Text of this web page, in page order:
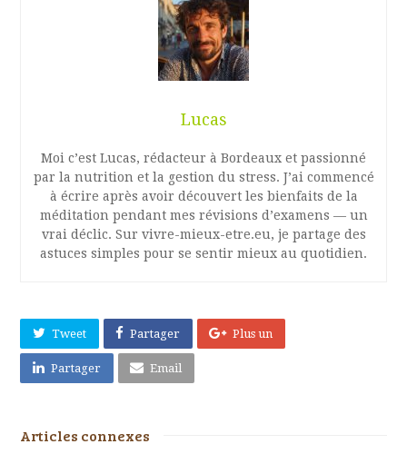
Lucas
Moi c’est Lucas, rédacteur à Bordeaux et passionné
par la nutrition et la gestion du stress. J’ai commencé
à écrire après avoir découvert les bienfaits de la
méditation pendant mes révisions d’examens — un
vrai déclic. Sur vivre-mieux-etre.eu, je partage des
astuces simples pour se sentir mieux au quotidien.
Tweet Partager Plus un
Partager Email
Articles connexes